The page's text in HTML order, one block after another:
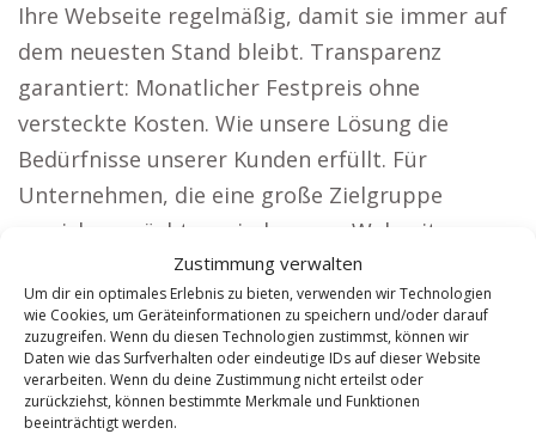
Zustimmung verwalten
Um dir ein optimales Erlebnis zu bieten, verwenden wir Technologien
wie Cookies, um Geräteinformationen zu speichern und/oder darauf
zuzugreifen. Wenn du diesen Technologien zustimmst, können wir
Daten wie das Surfverhalten oder eindeutige IDs auf dieser Website
verarbeiten. Wenn du deine Zustimmung nicht erteilst oder
zurückziehst, können bestimmte Merkmale und Funktionen
beeinträchtigt werden.
Ihre Webseite regelmäßig, damit sie immer auf
dem neuesten Stand bleibt. Transparenz
garantiert: Monatlicher Festpreis ohne
versteckte Kosten. Wie unsere Lösung die
Bedürfnisse unserer Kunden erfüllt. Für
Unternehmen, die eine große Zielgruppe
erreichen möchten, sind unsere Webseiten
ideal, wie zum Beispiel: Anwälte: Werden Sie in
ganz Deutschland sichtbar und ziehen Sie neue
Mandanten an. Präsentieren Sie Ihre
Architekturleistungen und gewinnen Sie
Bauherren.